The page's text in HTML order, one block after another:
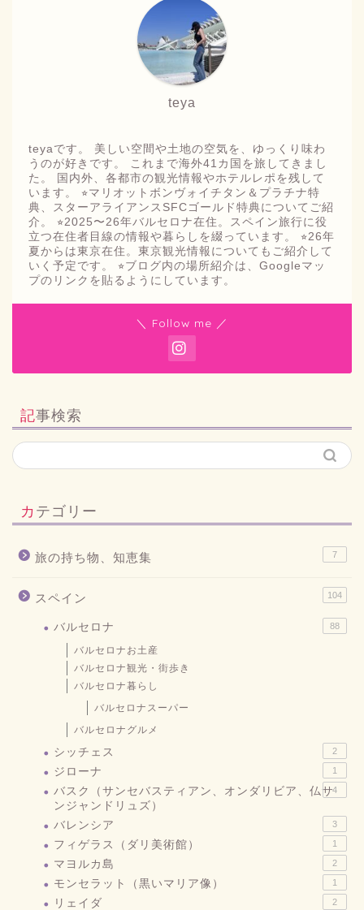
teya
teyaです。 美しい空間や土地の空気を、ゆっくり味わ
うのが好きです。 これまで海外41カ国を旅してきまし
た。 国内外、各都市の観光情報やホテルレポを残して
います。 ⭐︎マリオットボンヴォイチタン＆プラチナ特
典、スターアライアンスSFCゴールド特典についてご紹
介。 ⭐︎2025〜26年バルセロナ在住。スペイン旅行に役
立つ在住者目線の情報や暮らしを綴っています。 ⭐︎26年
夏からは東京在住。東京観光情報についてもご紹介して
いく予定です。 ⭐︎ブログ内の場所紹介は、Googleマッ
プのリンクを貼るようにしています。
＼ Follow me ／
記事検索
カテゴリー
旅の持ち物、知恵集 7
スペイン 104
バルセロナ 88
バルセロナお土産
バルセロナ観光・街歩き
バルセロナ暮らし
バルセロナスーパー
バルセロナグルメ
シッチェス 2
ジローナ 1
バスク（サンセバスティアン、オンダリビア、仏サ
ンジャンドリュズ）
4
バレンシア 3
フィゲラス（ダリ美術館） 1
マヨルカ島 2
モンセラット（黒いマリア像） 1
リェイダ 2